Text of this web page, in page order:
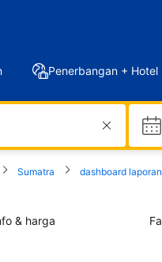
Penerbangan + Hotel
Sumatra dashboard
& harga